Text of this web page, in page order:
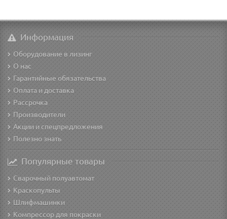
Информация
Оборудование в лизинг
О нас
Гарантийные обязательства
Оплата и доставка
Рассрочка
Производители
Акции и спецпредложения
Полезно знать
Популярные товары
Сварочный полуавтомат
Краскопульты
Шлифмашинки
Компрессор для покраски